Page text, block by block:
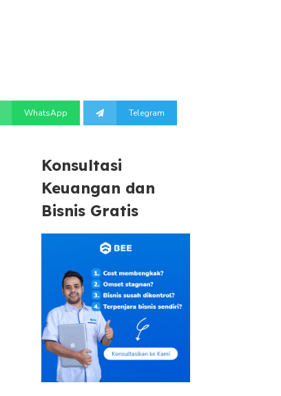
WhatsApp Telegram
Konsultasi
Keuangan dan
Bisnis Gratis